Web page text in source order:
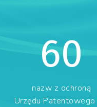
60
nazw z ochroną
Urzędu Patentowego